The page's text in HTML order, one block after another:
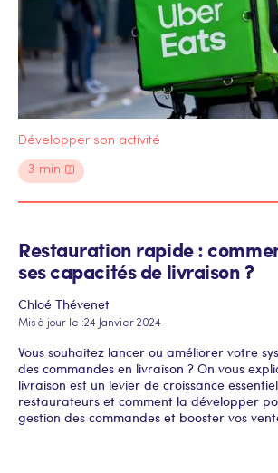
Développer son activité
3 min
Restauration rapide :
ses capacités de livraison ?
Chloé Thévenet
Mis à jour le :24 Janvier 2024
Vous souhaitez lancer ou améliorer votre
des commandes en livraison ? On vous
livraison est un levier de croissance
restaurateurs et comment la développer
gestion des commandes et booster vos